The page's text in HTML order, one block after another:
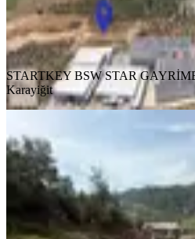
STARTKEY BSW STAR
Ara
STARTKEY BSW STAR
Karayiğit
Va 1 -
235 m²·6.383/m²
1.500.000 ₺